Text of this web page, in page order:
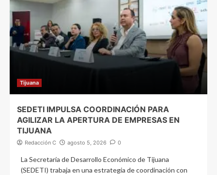
Tijuana
SEDETI IMPULSA COORDINACIÓN PARA
AGILIZAR LA APERTURA DE EMPRESAS EN
TIJUANA
Redacción C agosto 5, 2026 0
La Secretaría de Desarrollo Económico de Tijuana
(SEDETI) trabaja en una estrategia de coordinación con